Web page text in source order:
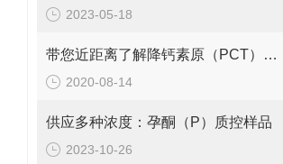
2023-05-18
带您近距离了解降钙素原（PCT）单克隆抗体的重要性
2020-08-14
供应多种浓度：孕酮（P）质控样品
2023-10-26